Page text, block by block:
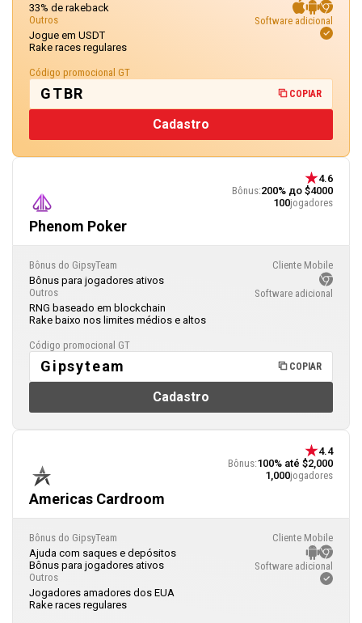
Phenom Poker
4.6
Bônus:200% до $4000
100jogadores
Bônus do GipsyTeam
Bônus para jogadores ativos
Outros
RNG baseado em blockchain
Rake baixo nos limites médios e altos
Cliente Mobile
Software adicional
Código promocional GT
Gipsyteam COPIAR
Cadastro
33% de rakeback
Outros
Jogue em USDT
Rake races regulares
Software adicional
Código promocional GT
GTBR COPIAR
Cadastro
Americas Cardroom
4.4
Bônus:100% até $2,000
1,000jogadores
Bônus do GipsyTeam
Ajuda com saques e depósitos
Bônus para jogadores ativos
Outros
Jogadores amadores dos EUA
Rake races regulares
Cliente Mobile
Software adicional